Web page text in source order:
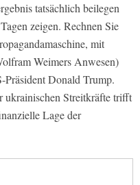
tatsächlich beilegen
zeigen. Rechnen Sie
mit
Weimers Anwesen)
Donald Trump.
ukrainischen Streitkräfte trifft
Lage der